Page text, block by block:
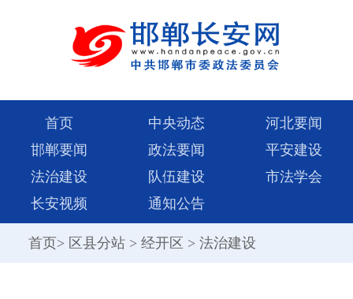
首页 中央动态
河北要闻
邯郸要闻
政法要闻
平安建设
法治建设
队伍建设
市法学会
长安视频
通知公告
首页> 区县分站 > 经开区 > 法治建设